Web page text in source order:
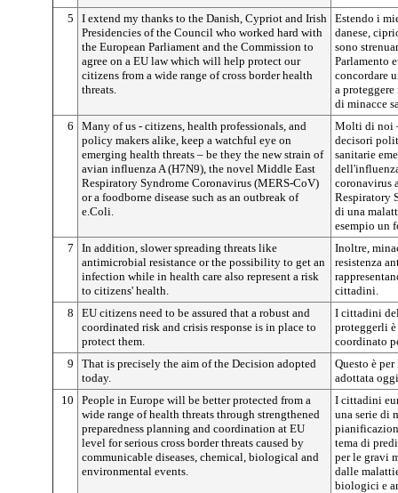
5
I extend my thanks to the Danish, Cypriot and Irish
Presidencies of the Council who worked hard with
the European Parliament and the Commission to
agree on a EU law which will help protect our
citizens from a wide range of cross border health
threats.
Estendo i
danese,
sono
Parlamento
concordare
a
di minacce
6
Many of us - citizens, health professionals, and
policy makers alike, keep a watchful eye on
emerging health threats – be they the new strain of
avian influenza A (H7N9), the novel Middle East
Respiratory Syndrome Coronavirus (MERS-CoV)
or a foodborne disease such as an outbreak of
e.Coli.
Molti di noi
decisori
sanitarie
coronavirus
Respiratory
di una
esempio un
7
In addition, slower spreading threats like
antimicrobial resistance or the possibility to get an
infection while in health care also represent a risk
to citizens' health.
Inoltre,
resistenza
cittadini.
8
EU citizens need to be assured that a robust and
coordinated risk and crisis response is in place to
protect them.
I cittadini
proteggerli
coordinato
9
That is precisely the aim of the Decision adopted
today.
Questo è
adottata
10
People in Europe will be better protected from a
wide range of health threats through strengthened
preparedness planning and coordination at EU
level for serious cross border threats caused by
communicable diseases, chemical, biological and
environmental events.
I cittadini
una serie di
tema di
per le gravi
dalle
biologici e